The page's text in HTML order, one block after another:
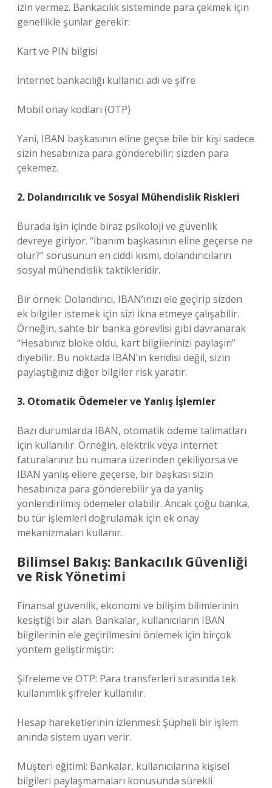
izin vermez. Bankacılık sisteminde para çekmek için
genellikle şunlar gerekir:
Kart ve PIN bilgisi
İnternet bankacılığı kullanıcı adı ve şifre
Mobil onay kodları (OTP)
Yani, IBAN başkasının eline geçse bile bir kişi sadece
sizin hesabınıza para gönderebilir; sizden para
çekemez.
2. Dolandırıcılık ve Sosyal Mühendislik Riskleri
Burada işin içinde biraz psikoloji ve güvenlik
devreye giriyor. “İbanım başkasının eline geçerse ne
olur?” sorusunun en ciddi kısmı, dolandırıcıların
sosyal mühendislik taktikleridir.
Bir örnek: Dolandırıcı, IBAN’ınızı ele geçirip sizden
ek bilgiler istemek için sizi ikna etmeye çalışabilir.
Örneğin, sahte bir banka görevlisi gibi davranarak
“Hesabınız bloke oldu, kart bilgilerinizi paylaşın”
diyebilir. Bu noktada IBAN’ın kendisi değil, sizin
paylaştığınız diğer bilgiler risk yaratır.
3. Otomatik Ödemeler ve Yanlış İşlemler
Bazı durumlarda IBAN, otomatik ödeme talimatları
için kullanılır. Örneğin, elektrik veya internet
faturalarınız bu numara üzerinden çekiliyorsa ve
IBAN yanlış ellere geçerse, bir başkası sizin
hesabınıza para gönderebilir ya da yanlış
yönlendirilmiş ödemeler olabilir. Ancak çoğu banka,
bu tür işlemleri doğrulamak için ek onay
mekanizmaları kullanır.
Bilimsel Bakış: Bankacılık Güvenliği
ve Risk Yönetimi
Finansal güvenlik, ekonomi ve bilişim bilimlerinin
kesiştiği bir alan. Bankalar, kullanıcıların IBAN
bilgilerinin ele geçirilmesini önlemek için birçok
yöntem geliştirmiştir:
Şifreleme ve OTP: Para transferleri sırasında tek
kullanımlık şifreler kullanılır.
Hesap hareketlerinin izlenmesi: Şüpheli bir işlem
anında sistem uyarı verir.
Müşteri eğitimi: Bankalar, kullanıcılarına kişisel
bilgileri paylaşmamaları konusunda sürekli